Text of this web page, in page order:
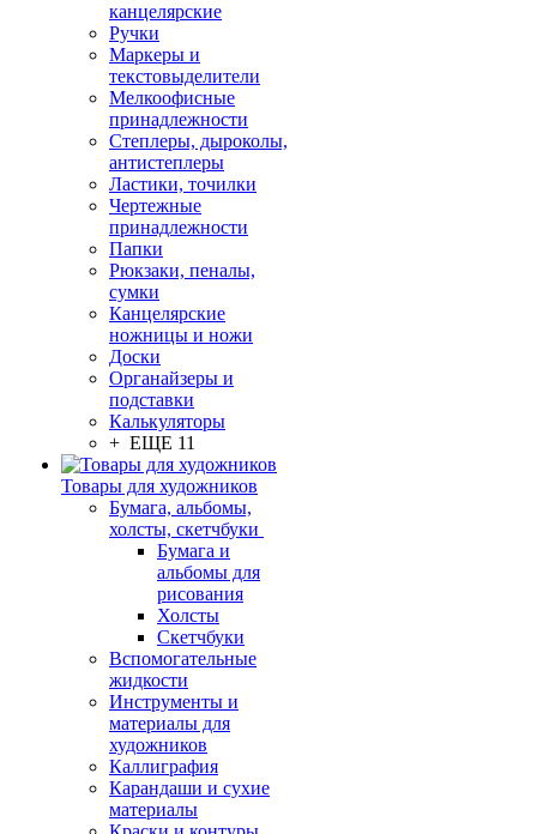
канцелярские
Ручки
Маркеры и
текстовыделители
Мелкоофисные
принадлежности
Степлеры, дыроколы,
антистеплеры
Ластики, точилки
Чертежные
принадлежности
Папки
Рюкзаки, пеналы,
сумки
Канцелярские
ножницы и ножи
Доски
Органайзеры и
подставки
Калькуляторы
+ ЕЩЕ 11
Товары для художников
Бумага, альбомы,
холсты, скетчбуки
Бумага и
альбомы для
рисования
Холсты
Скетчбуки
Вспомогательные
жидкости
Инструменты и
материалы для
художников
Каллиграфия
Карандаши и сухие
материалы